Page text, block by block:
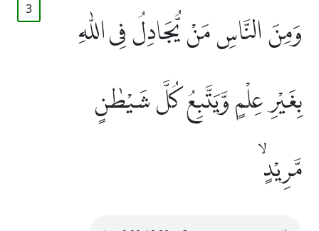
3
وَمِنَ النَّاسِ مَنْ يُّجَادِلُ فِى اللّٰهِ
بِغَيْرِ عِلْمٍ وَّيَتَّبِعُ كُلَّ شَيْطٰنٍ
مَّرِيْدٍۙ